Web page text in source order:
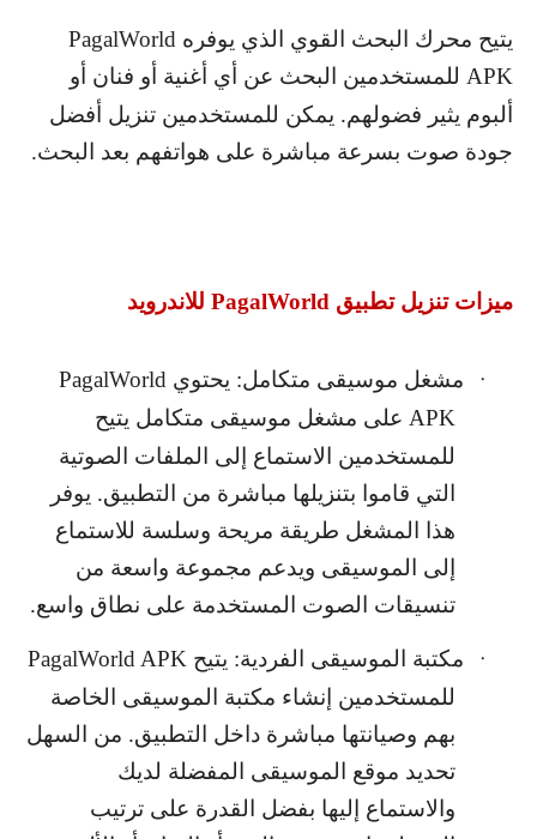
يتيح محرك البحث القوي الذي يوفره PagalWorld
APK للمستخدمين البحث عن أي أغنية أو فنان أو
ألبوم يثير فضولهم. يمكن للمستخدمين تنزيل أفضل
جودة صوت بسرعة مباشرة على هواتفهم بعد البحث.
ميزات تنزيل تطبيق PagalWorld للاندرويد
· مشغل موسيقى متكامل: يحتوي PagalWorld
APK على مشغل موسيقى متكامل يتيح
للمستخدمين الاستماع إلى الملفات الصوتية
التي قاموا بتنزيلها مباشرة من التطبيق. يوفر
هذا المشغل طريقة مريحة وسلسة للاستماع
إلى الموسيقى ويدعم مجموعة واسعة من
تنسيقات الصوت المستخدمة على نطاق واسع.
· مكتبة الموسيقى الفردية: يتيح PagalWorld APK
للمستخدمين إنشاء مكتبة الموسيقى الخاصة
بهم وصيانتها مباشرة داخل التطبيق. من السهل
تحديد موقع الموسيقى المفضلة لديك
والاستماع إليها بفضل القدرة على ترتيب